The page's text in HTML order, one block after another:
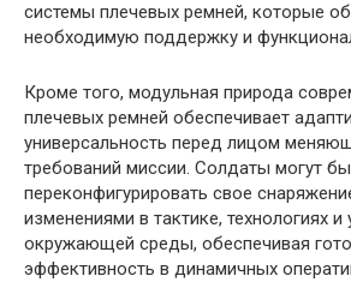
системы плечевых ремней, которые
необходимую поддержку и
Кроме того, модульная природа
плечевых ремней обеспечивает
универсальность перед лицом
требований миссии. Солдаты могут
переконфигурировать свое
изменениями в тактике, технологиях и
окружающей среды, обеспечивая
эффективность в динамичных